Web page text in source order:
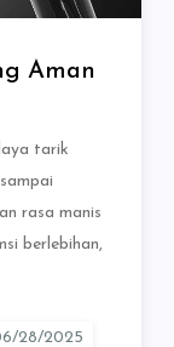
Aman
tarik
rasa manis
berlebihan,